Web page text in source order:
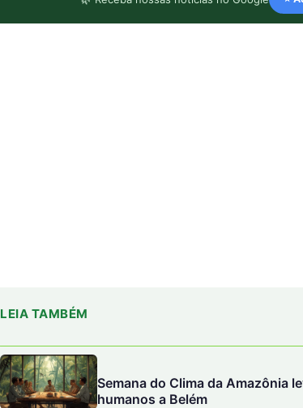
LEIA TAMBÉM
Semana do Clima da Amazônia
humanos a Belém